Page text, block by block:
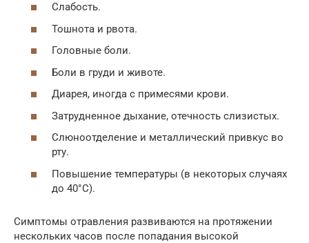
Слабость.
Тошнота и рвота.
Головные боли.
Боли в груди и животе.
Диарея, иногда с примесями крови.
Затрудненное дыхание, отечность слизистых.
Слюноотделение и металлический привкус во
рту.
Повышение температуры (в некоторых случаях
до 40°С).
Симптомы отравления развиваются на протяжении
нескольких часов после попадания высокой